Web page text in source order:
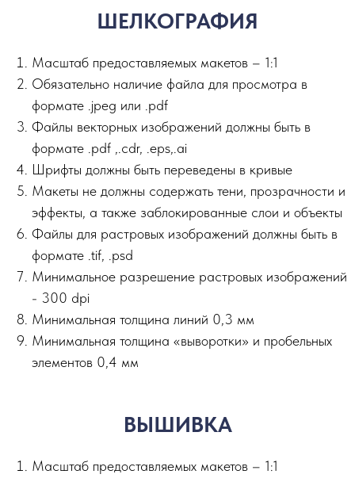
ШЕЛКОГРАФИЯ
Масштаб предоставляемых макетов – 1:1
Обязательно наличие файла для просмотра в
формате .jpeg или .pdf
Файлы векторных изображений должны быть в
формате .pdf ,.сdr, .eps,.ai
Шрифты должны быть переведены в кривые
Макеты не должны содержать тени, прозрачности и
эффекты, а также заблокированные слои и объекты
Файлы для растровых изображений должны быть в
формате .tif, .psd
Минимальное разрешение растровых изображений
- 300 dpi
Минимальная толщина линий 0,3 мм
Минимальная толщина «выворотки» и пробельных
элементов 0,4 мм
ВЫШИВКА
Масштаб предоставляемых макетов – 1:1